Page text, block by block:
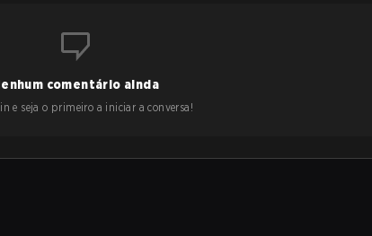
comentário ainda
e seja o primeiro a iniciar a conversa!